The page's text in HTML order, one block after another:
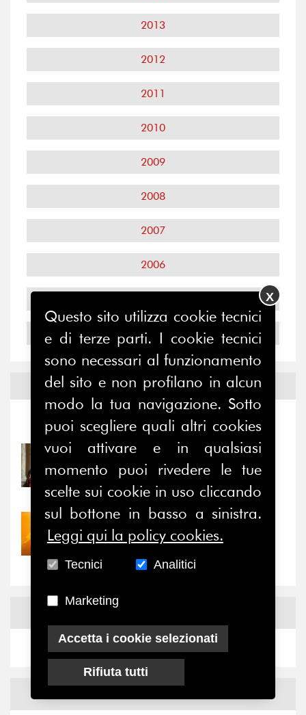
2013
2012
2011
2010
2009
2008
2007
2006
2004
Notizie edEventi
Notizie-Eventi
31/07/2026
Prima della pausa estiva,
il valore di...
Nove anni dopo la
“grande cecità”: la...
News
Questo sito utilizza cookie tecnici
e di terze parti. I cookie tecnici
sono necessari al funzionamento
del sito e non profilano in alcun
modo la tua navigazione. Sotto
puoi scegliere quali altri cookies
vuoi attivare e in qualsiasi
momento puoi rivedere le tue
scelte sui cookie in uso cliccando
sul bottone in basso a sinistra.
Leggi qui la policy cookies.
Tecnici Analitici
Marketing
Accetta i cookie selezionati
Rifiuta tutti
X